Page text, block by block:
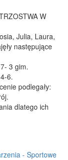
W
Julia, Laura,
następujące
3 gim.
6.
podlegały:
dlatego ich
- Sportowe